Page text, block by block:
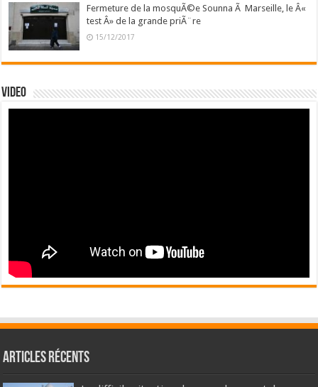
Fermeture de la mosquÃ©e Sounna Ã Marseille, le Â«
test Â» de la grande priÃ¨re
15/12/2017
Video
Articles récents